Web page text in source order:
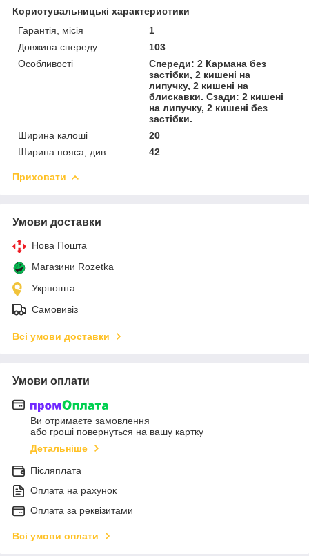
Користувальницькі характеристики
Гарантія, місія
1
Довжина спереду
103
Особливості
Спереди: 2 Кармана без
застібки, 2 кишені на
липучку, 2 кишені на
блискавки. Сзади: 2 кишені
на липучку, 2 кишені без
застібки.
Ширина калоші
20
Ширина пояса, див
42
Приховати
Умови доставки
Нова Пошта
Магазини Rozetka
Укрпошта
Самовивіз
Всі умови доставки
Умови оплати
Ви отримаєте замовлення
або гроші повернуться на вашу картку
Детальніше
Післяплата
Оплата на рахунок
Оплата за реквізитами
Всі умови оплати